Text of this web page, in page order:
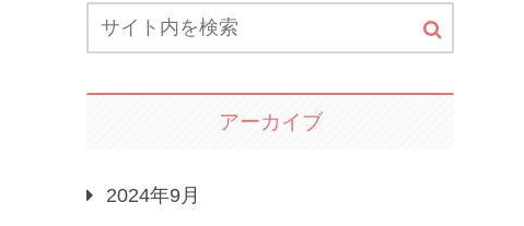
アーカイブ
2024年9月